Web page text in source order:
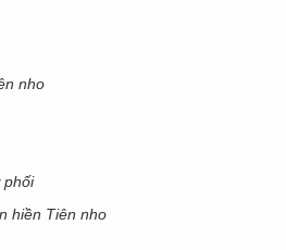
nho
phối
hiền Tiên nho